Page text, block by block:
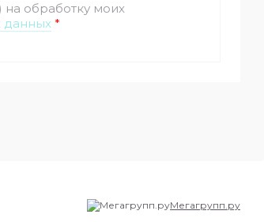
на обработку моих
данных *
Мегагрупп.ру